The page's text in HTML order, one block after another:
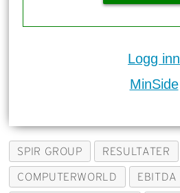
Logg inn
MinSide
SPIR GROUP RESULTATER
COMPUTERWORLD EBITDA